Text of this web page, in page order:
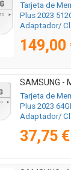
Tarjeta de
Plus 2023
Adaptador/
149,00
SAMSUNG -
Tarjeta de
Plus 2023
Adaptador/
37,75 €